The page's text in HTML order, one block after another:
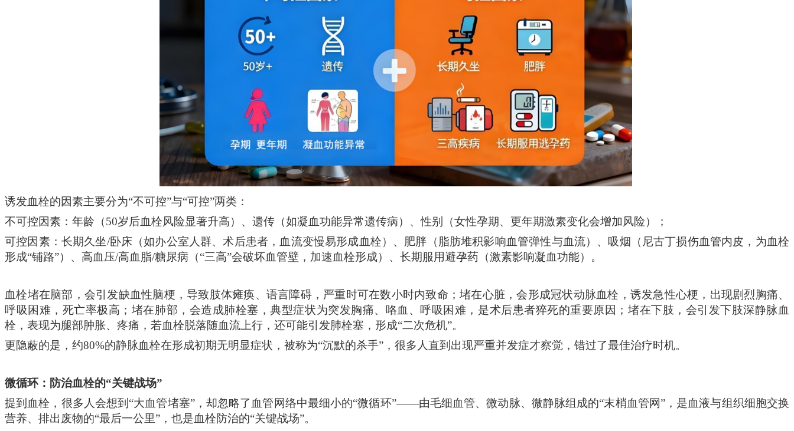
诱发血栓的因素主要分为“不可控”与“可控”两类：
不可控因素：年龄（50岁后血栓风险显著升高）、遗传（如凝血功能异常遗传病）、性别（女性孕期、更年期激素变化会增加风险）；
可控因素：长期久坐/卧床（如办公室人群、术后患者，血流变慢易形成血栓）、肥胖（脂肪堆积影响血管弹性与血流）、吸烟（尼古丁损伤血管内皮，为血栓
形成“铺路”）、高血压/高血脂/糖尿病（“三高”会破坏血管壁，加速血栓形成）、长期服用避孕药（激素影响凝血功能）。
血栓堵在脑部 ，会引发缺血性脑梗，导致肢体瘫痪、语言障碍，严重时可在数小时内致命；堵在心脏 ，会形成冠状动脉血栓，诱发急性心梗，出现剧烈胸痛、
呼吸困难，死亡率极高；堵在肺部 ，会造成肺栓塞，典型症状为突发胸痛、咯血、呼吸困难，是术后患者猝死的重要原因；堵在下肢 ，会引发下肢深静脉血
栓，表现为腿部肿胀、疼痛，若血栓脱落随血流上行，还可能引发肺栓塞，形成“二次危机”。
更隐蔽的是，约80%的静脉血栓在形成初期无明显症状，被称为“沉默的杀手”，很多人直到出现严重并发症才察觉，错过了最佳治疗时机。
微循环： 防治血栓的“关键战场”
提到血栓，很多人会想到 “大血管堵塞”，却忽略了血管网络中最细小的“微循环”——由毛细血管、微动脉、微静脉组成的“末梢血管网”，是血液与组织细胞交换
营养、排出废物的“最后一公里”，也是血栓防治的“关键战场”。